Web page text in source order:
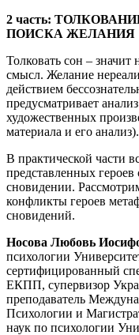
2 часть:
ПОИСКА ЖЕЛАНИЯ
Толковать сон – значит
смысл. Желание
действием
предусматривает
художественных
материала и его анализ).
В практической части
представленных
сновидении.
конфликты героев
сновидений.
Носова Любовь
психологии
сертифицированный
ЕКПП, супервизор
преподаватель
Психологии и
наук по психологии